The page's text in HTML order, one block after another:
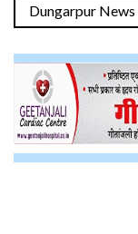
Dungarpur News